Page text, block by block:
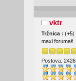
vktr
Tržnica : (+5)
maxi forumaš
Postova: 2426